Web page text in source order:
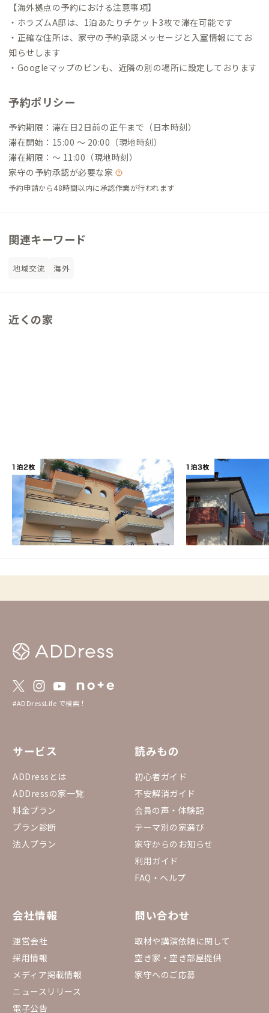
【海外拠点の予約における注意事項】
・ホラズムA邸は、1泊あたりチケット3枚で滞在可能です
・正確な住所は、家守の予約承認メッセージと入室情報にてお
知らせします
・Googleマップのピンも、近隣の別の場所に設定しております
予約ポリシー
予約期限：滞在日2日前の正午まで（日本時刻）
滞在開始：15:00 〜 20:00（現地時刻）
滞在期限：〜 11:00（現地時刻）
家守の予約承認が必要な家
予約申請から48時間以内に承認作業が行われます
関連キーワード
地域交流 海外
近くの家
リッチョーネA邸
イタリア その他
【ビーチまで徒歩5分】アドリア海に面した
リゾート地にある家
この家からの距離 3834km
リッチョーネB邸
イタリア その他
【ビーチまで徒歩15
活が満喫できる家
この家からの距離
#ADDressLife で検索！
サービス
ADDressとは
ADDressの家一覧
料金プラン
プラン診断
法人プラン
読みもの
初心者ガイド
不安解消ガイド
会員の声・体験記
テーマ別の家選び
家守からのお知らせ
利用ガイド
FAQ・ヘルプ
会社情報
運営会社
採用情報
メディア掲載情報
ニュースリリース
電子公告
問い合わせ
取材や講演依頼に関して
空き家・空き部屋提供
家守へのご応募